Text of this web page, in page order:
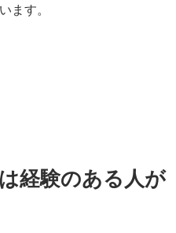
ます。
経験のある人が